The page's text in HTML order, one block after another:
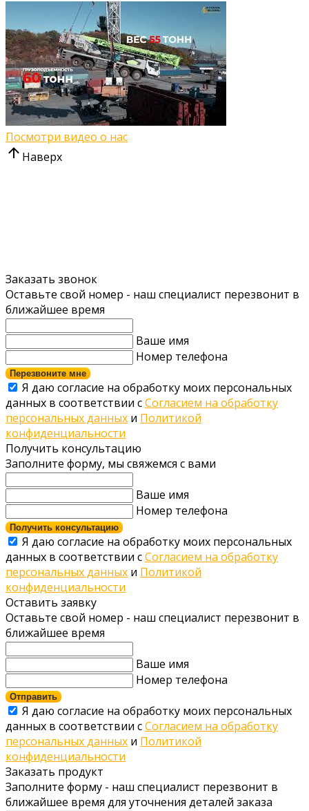
Посмотри видео о нас
Наверх
Заказать звонок
Оставьте свой номер - наш специалист перезвонит в
ближайшее время
Ваше имя
Номер телефона
Перезвоните мне
Я даю согласие на обработку моих персональных
данных в соответствии сСогласием на обработку
персональных данных и Политикой
конфиденциальности
Получить консультацию
Заполните форму, мы свяжемся с вами
Ваше имя
Номер телефона
Получить консультацию
Я даю согласие на обработку моих персональных
данных в соответствии сСогласием на обработку
персональных данных и Политикой
конфиденциальности
Оставить заявку
Оставьте свой номер - наш специалист перезвонит в
ближайшее время
Ваше имя
Номер телефона
Отправить
Я даю согласие на обработку моих персональных
данных в соответствии сСогласием на обработку
персональных данных и Политикой
конфиденциальности
Заказать продукт
Заполните форму - наш специалист перезвонит в
ближайшее время для уточнения деталей заказа